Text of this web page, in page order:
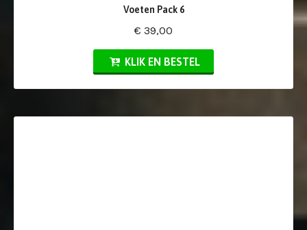
Voeten Pack 6
€ 39,00
KLIK EN BESTEL